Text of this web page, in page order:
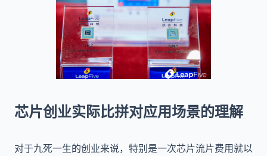
芯片创业实际比拼对应用场景的理解
对于九死一生的创业来说，特别是一次芯片流片费用就以